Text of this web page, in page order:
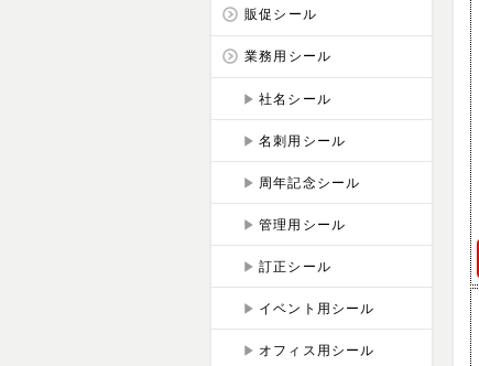
販促シール
業務用シール
社名シール
名刺用シール
周年記念シール
管理用シール
訂正シール
イベント用シール
オフィス用シール